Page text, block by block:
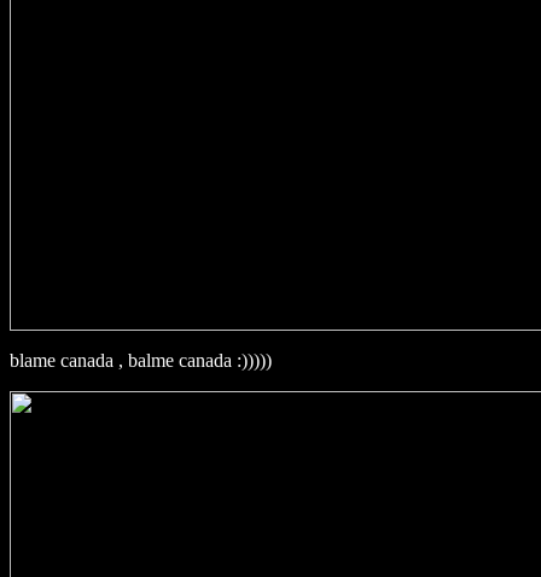
blame canada , balme canada :)))))